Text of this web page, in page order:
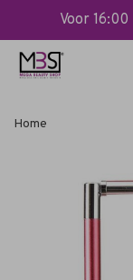
Voor
Home